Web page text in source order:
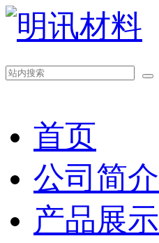
首页
公司简介
产品展示